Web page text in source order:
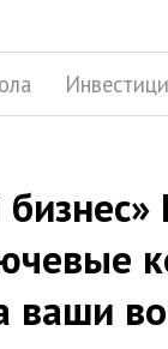
ваши